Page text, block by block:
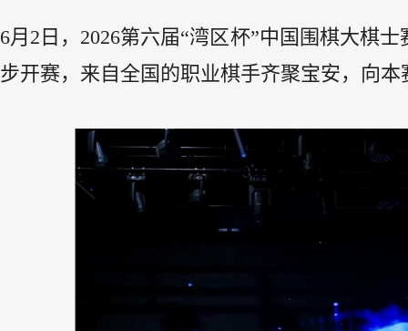
6月2日，2026第六届“湾区杯”中国围棋大棋
步开赛，来自全国的职业棋手齐聚宝安，向